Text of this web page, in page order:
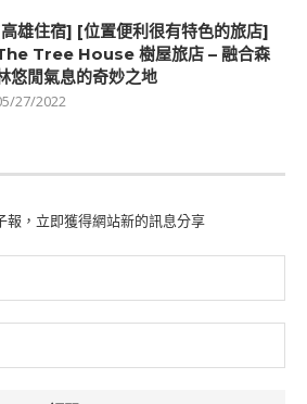
雄住宿] [位置便利很有特色的旅店]
Tree House 樹屋旅店 – 融合森
悠閒氣息的奇妙之地
27/2022
報，立即獲得網站新的訊息分享